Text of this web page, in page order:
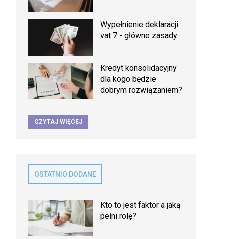
Wypełnienie deklaracji
vat 7 - główne zasady
Kredyt konsolidacyjny
dla kogo będzie
dobrym rozwiązaniem?
CZYTAJ WIĘCEJ
OSTATNIO DODANE
Kto to jest faktor a jaką
pełni rolę?